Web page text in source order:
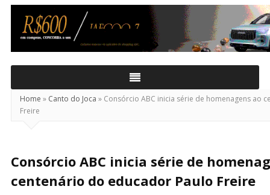
Real
Home » Canto do Joca » Consórcio ABC inicia série de homenagens ao
Freire
Consórcio ABC inicia série de
centenário do educador Paulo Freire